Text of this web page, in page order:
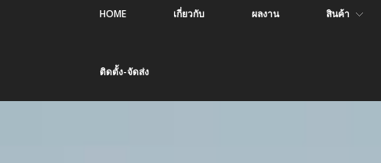
HOME เกี่ยวกับ ผลงาน สินค้า
ติดตั้ง-จัดส่ง